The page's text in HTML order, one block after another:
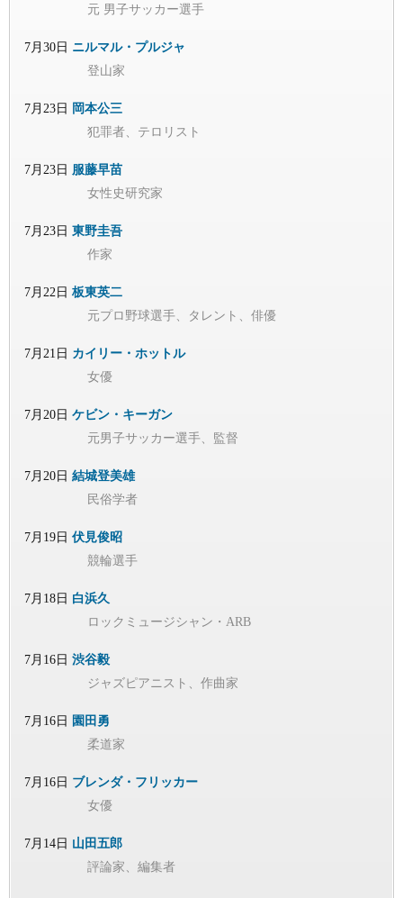
元 男子サッカー選手
7月30日 ニルマル・プルジャ
登山家
7月23日 岡本公三
犯罪者、テロリスト
7月23日 服藤早苗
女性史研究家
7月23日 東野圭吾
作家
7月22日 板東英二
元プロ野球選手、タレント、俳優
7月21日 カイリー・ホットル
女優
7月20日 ケビン・キーガン
元男子サッカー選手、監督
7月20日 結城登美雄
民俗学者
7月19日 伏見俊昭
競輪選手
7月18日 白浜久
ロックミュージシャン・ARB
7月16日 渋谷毅
ジャズピアニスト、作曲家
7月16日 園田勇
柔道家
7月16日 ブレンダ・フリッカー
女優
7月14日 山田五郎
評論家、編集者